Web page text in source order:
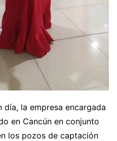
la empresa encargada
en Cancún en conjunto
los pozos de captación